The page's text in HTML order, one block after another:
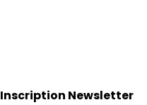
Inscription Newsletter